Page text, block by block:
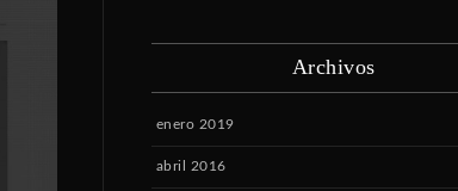
Archivos
enero 2019
abril 2016